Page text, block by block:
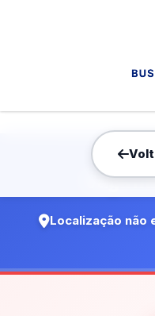
Vaga
Localização não